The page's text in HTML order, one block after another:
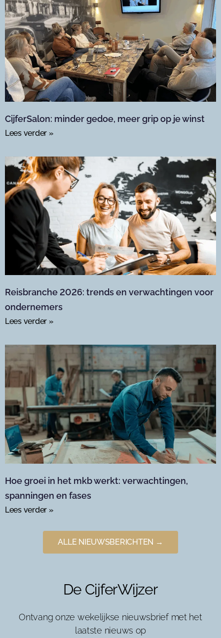
CijferSalon: minder gedoe, meer grip op je winst
Lees verder »
Reisbranche 2026: trends en verwachtingen voor
ondernemers
Lees verder »
Hoe groei in het mkb werkt: verwachtingen,
spanningen en fases
Lees verder »
ALLE NIEUWSBERICHTEN →
De CijferWijzer
Ontvang onze wekelijkse nieuwsbrief met het
laatste nieuws op